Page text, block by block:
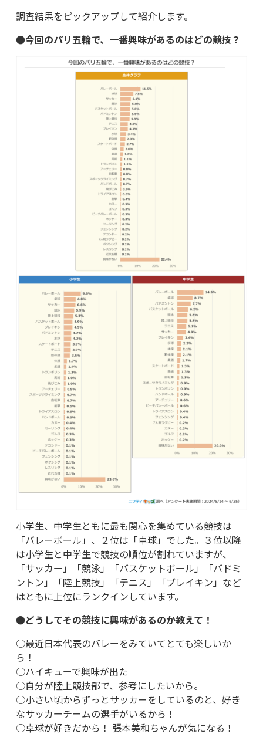
調査結果をピックアップして紹介します。
●今回のパリ五輪で、一番興味があるのはどの競技？
小学生、中学生ともに最も関心を集めている競技は
「バレーボール」、２位は「卓球」でした。３位以降
は小学生と中学生で競技の順位が割れていますが、
「サッカー」「競泳」「バスケットボール」「バドミ
ントン」「陸上競技」「テニス」「ブレイキン」など
はともに上位にランクインしています。
●どうしてその競技に興味があるのか教えて！
○最近日本代表のバレーをみていてとても楽しいか
ら！
○ハイキューで興味が出た
○自分が陸上競技部で、参考にしたいから。
○小さい頃からずっとサッカーをしているのと、好き
なサッカーチームの選手がいるから！
○卓球が好きだから！ 張本美和ちゃんが気になる！